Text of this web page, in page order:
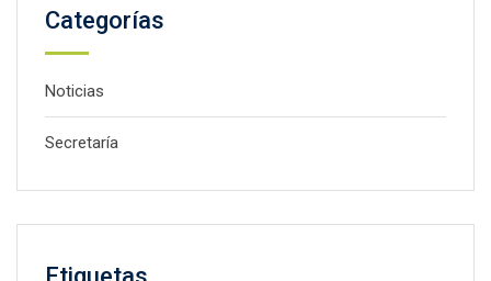
Categorías
Noticias
Secretaría